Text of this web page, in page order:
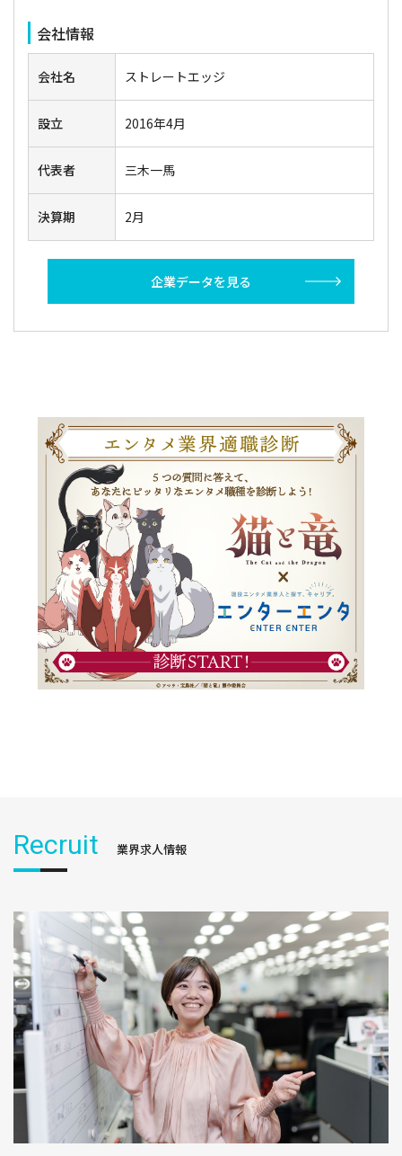
会社情報
会社名 ストレートエッジ
設立 2016年4月
代表者 三木一馬
決算期 2月
企業データを見る
Recruit 業界求人情報